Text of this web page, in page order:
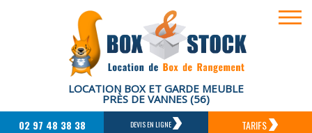
LOCATION BOX ET GARDE MEUBLE
PRÈS DE VANNES (56)
02 97 48 38 38 DEVIS EN LIGNE TARIFS